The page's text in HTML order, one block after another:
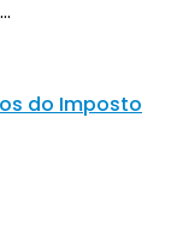
do Imposto